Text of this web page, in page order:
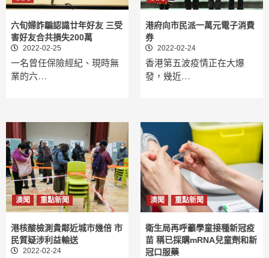
六旬婦詐騙認識廿年好友 三受
害好友合共損失200萬
2022-02-25
一名曾任保險經紀、現時無
業的六…
港府向市民派一萬元電子消費
券
2022-02-24
香港第五波疫情正在大爆
發，幾近…
澳聞 重點新聞
港核酸檢測貴鄰近城市幾倍 市
民質疑涉利益輸送
2022-02-24
澳聞 重點新聞
衛生局再呼籲學童接種新冠疫
苗 稱已採購mRNA兒童劑和新
冠口服藥